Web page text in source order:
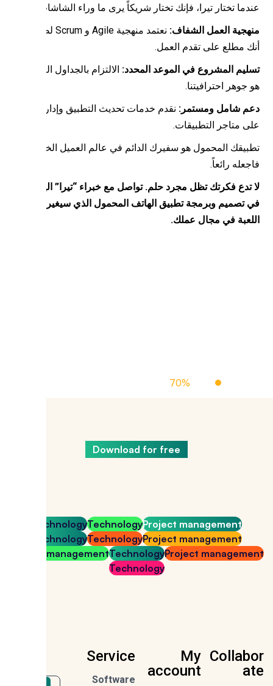
تختار تيرا، فإنك تختار شريكاً يرى ما وراء الشاشات:
العمل الشفاف:
نعتمد منهجية Agile و Scrum لضمان
مطلع على تقدم العمل.
المشروع في الموعد المحدد:الالتزام بالجداول الزمنية
جوهر احترافيتنا.
شامل ومستمر:نقدم خدمات تحديث التطبيق وإدارته
متاجر التطبيقات.
المحمول هو سفيرك الدائم في عالم العميل الخاص،
رائعاً.
تدع فكرتك تظل مجرد حلم. تواصل مع خبراء “تيرا” اليوم لنبدأ
تصميم وبرمجة تطبيق الهاتف المحمول الذي سيغير قواعد
في مجال عملك.
Up To
Off Managed Cloud Hosting
Download for free
Project management
Technology
Technology
Project management
Technology
Technology
Project
Technology
Project management
Technology
My
account
Service
Software